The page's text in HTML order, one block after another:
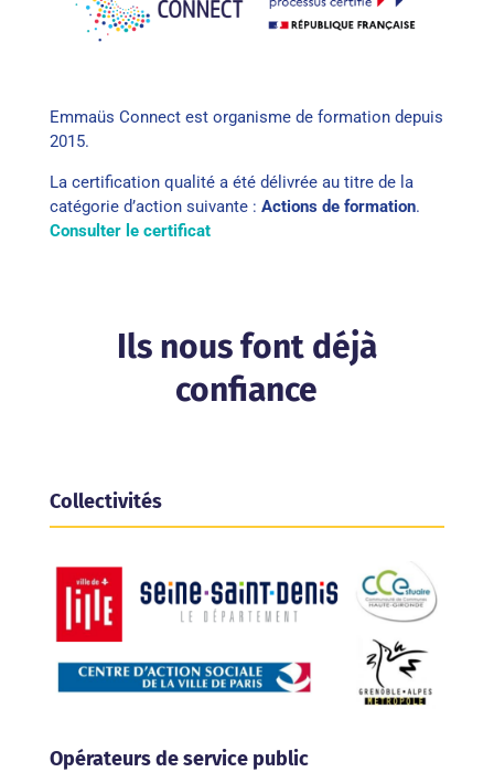
Emmaüs Connect est organisme de formation depuis
2015.
La certification qualité a été délivrée au titre de la
catégorie d’action suivante : Actions de formation.
Consulter le certificat
Ils nous font déjà
confiance
Collectivités
Opérateurs de service public